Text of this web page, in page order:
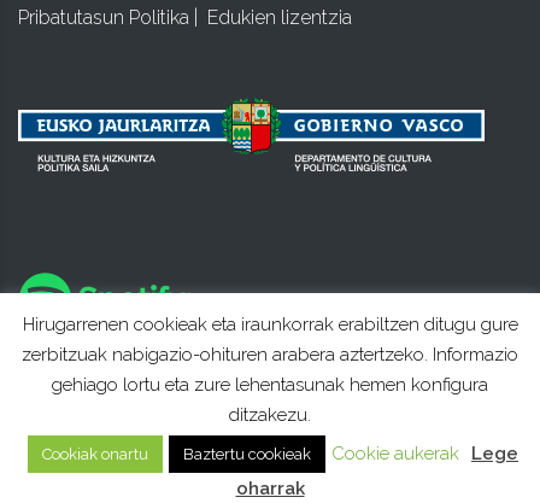
Pribatutasun Politika
Edukien lizentzia
Hirugarrenen cookieak eta iraunkorrak erabiltzen ditugu gure
zerbitzuak nabigazio-ohituren arabera aztertzeko. Informazio
gehiago lortu eta zure lehentasunak hemen konfigura
ditzakezu.
Cookiak onartu Baztertu cookieak Cookie aukerak
Lege
oharrak